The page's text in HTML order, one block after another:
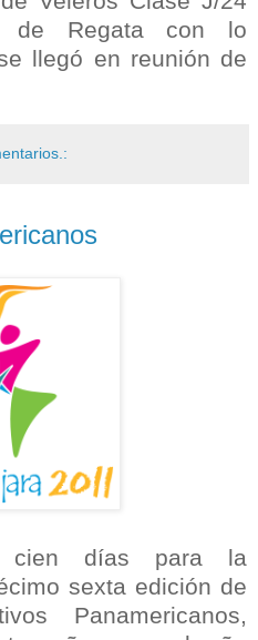
de Regata con lo
llegó en reunión de
cien días para la
sexta edición de
Panamericanos,